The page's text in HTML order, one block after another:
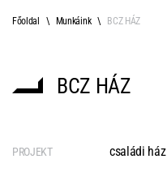
Főoldal Munkáink BCZ HÁZ
BCZ HÁZ
PROJEKT családi ház